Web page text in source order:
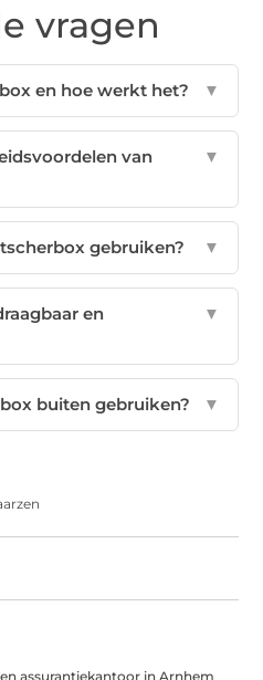
vragen
en hoe werkt het? ▼
van
▼
gebruiken? ▼
en
▼
buiten gebruiken? ▼
assurantiekantoor in Arnhem